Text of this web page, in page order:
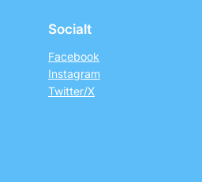
Socialt
Facebook
Instagram
Twitter/X